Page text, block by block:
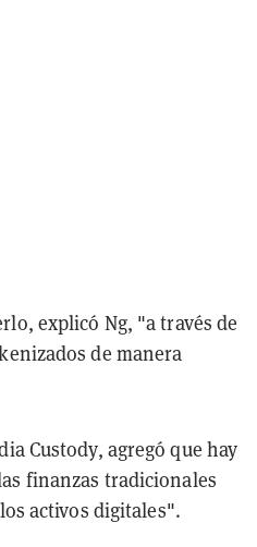
explicó Ng, "a través de
de manera
Custody, agregó que hay
finanzas tradicionales
activos digitales".